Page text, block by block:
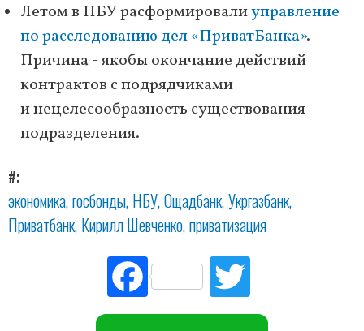
Летом в НБУ расформировалиуправление
по расследованию дел «ПриватБанка».
Причина - якобы окончание действий
контрактов с подрядчиками
и нецелесообразность существования
подразделения.
#
экономика госбонды НБУ Ощадбанк Укргазбанк
Приватбанк Кирилл Шевченко приватизация
Fac
ebo
ok r